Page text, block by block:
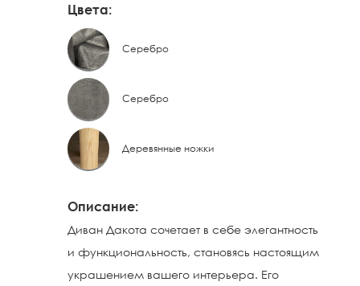
Цвета:
Серебро
Серебро
Деревянные ножки
Описание:
Диван Дакота сочетает в себе элегантность
и функциональность, становясь настоящим
украшением вашего интерьера. Его